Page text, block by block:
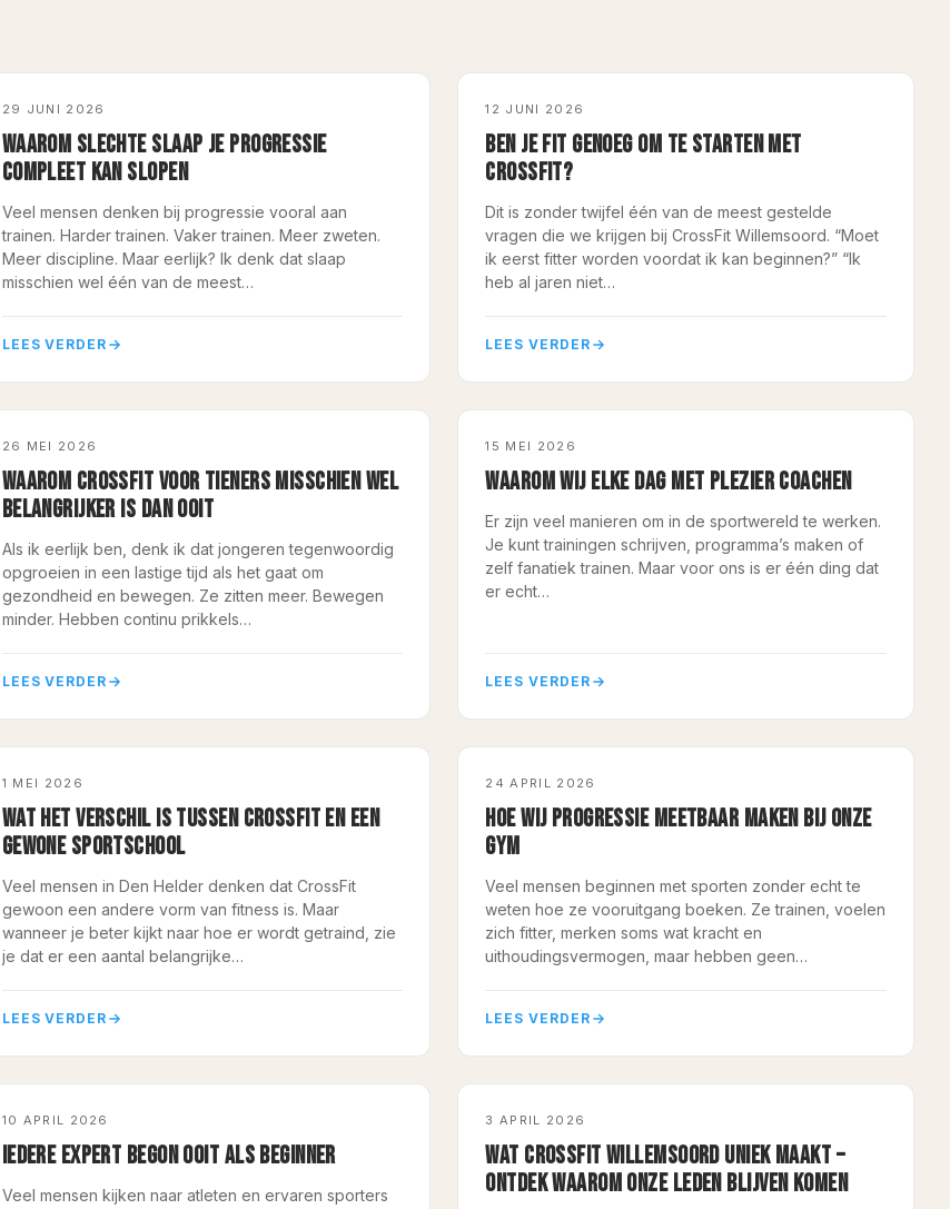
29 JUNI 2026
WAAROM SLECHTE SLAAP JE PROGRESSIE
COMPLEET KAN SLOPEN
Veel mensen denken bij progressie vooral aan
trainen. Harder trainen. Vaker trainen. Meer zweten.
Meer discipline. Maar eerlijk? Ik denk dat slaap
misschien wel één van de meest…
LEES VERDER
12 JUNI 2026
BEN JE FIT GENOEG OM TE STARTEN MET
CROSSFIT?
Dit is zonder twijfel één van de meest gestelde
vragen die we krijgen bij CrossFit Willemsoord. “Moet
ik eerst fitter worden voordat ik kan beginnen?” “Ik
heb al jaren niet…
LEES VERDER
26 MEI 2026
WAAROM CROSSFIT VOOR TIENERS MISSCHIEN WEL
BELANGRIJKER IS DAN OOIT
Als ik eerlijk ben, denk ik dat jongeren tegenwoordig
opgroeien in een lastige tijd als het gaat om
gezondheid en bewegen. Ze zitten meer. Bewegen
minder. Hebben continu prikkels…
LEES VERDER
15 MEI 2026
WAAROM WIJ ELKE DAG MET PLEZIER COACHEN
Er zijn veel manieren om in de sportwereld te werken.
Je kunt trainingen schrijven, programma’s maken of
zelf fanatiek trainen. Maar voor ons is er één ding dat
er echt…
LEES VERDER
1 MEI 2026
WAT HET VERSCHIL IS TUSSEN CROSSFIT EN EEN
GEWONE SPORTSCHOOL
Veel mensen in Den Helder denken dat CrossFit
gewoon een andere vorm van fitness is. Maar
wanneer je beter kijkt naar hoe er wordt getraind, zie
je dat er een aantal belangrijke…
LEES VERDER
24 APRIL 2026
HOE WIJ PROGRESSIE MEETBAAR MAKEN BIJ ONZE
GYM
Veel mensen beginnen met sporten zonder echt te
weten hoe ze vooruitgang boeken. Ze trainen, voelen
zich fitter, merken soms wat kracht en
uithoudingsvermogen, maar hebben geen…
LEES VERDER
10 APRIL 2026
IEDERE EXPERT BEGON OOIT ALS BEGINNER
Veel mensen kijken naar atleten en ervaren sporters
3 APRIL 2026
WAT CROSSFIT WILLEMSOORD UNIEK MAAKT –
ONTDEK WAAROM ONZE LEDEN BLIJVEN KOMEN